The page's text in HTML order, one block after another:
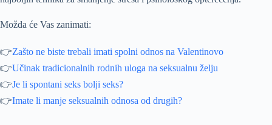
Možda će Vas zanimati:
👉Zašto ne biste trebali imati spolni odnos na Valentinovo
👉Učinak tradicionalnih rodnih uloga na seksualnu želju
👉Je li spontani seks bolji seks?
👉Imate li manje seksualnih odnosa od drugih?